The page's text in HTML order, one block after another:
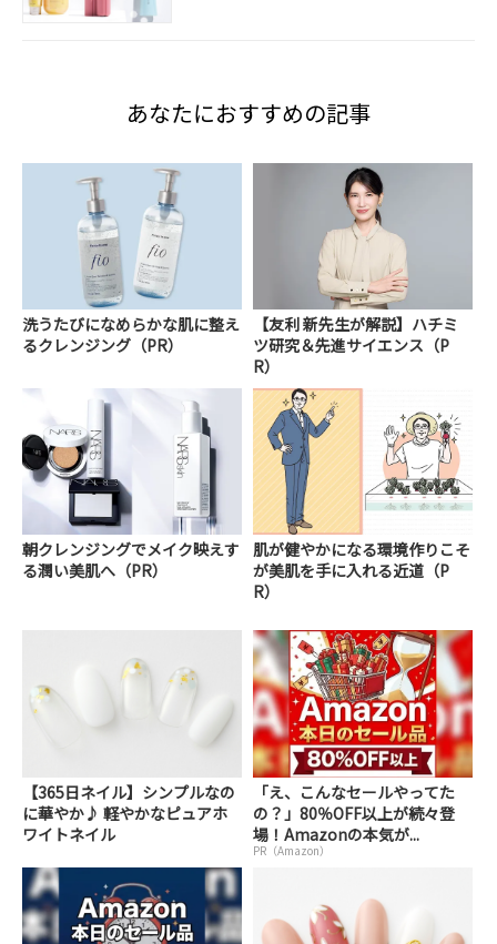
あなたにおすすめの記事
洗うたびになめらかな肌に整え
るクレンジング（PR）
【友利 新先生が解説】ハチミ
ツ研究＆先進サイエンス（P
R）
朝クレンジングでメイク映えす
る潤い美肌へ（PR）
肌が健やかになる環境作りこそ
が美肌を手に入れる近道（P
R）
【365日ネイル】シンプルなの
に華やか♪ 軽やかなピュアホ
ワイトネイル
「え、こんなセールやってた
の？」80％OFF以上が続々登
場！Amazonの本気が...
PR（Amazon）